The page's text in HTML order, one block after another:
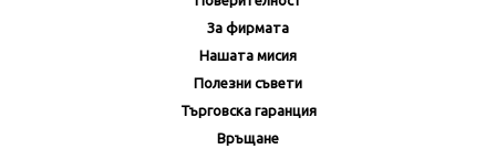
За фирмата
Нашата мисия
Полезни съвети
Търговска гаранция
Връщане